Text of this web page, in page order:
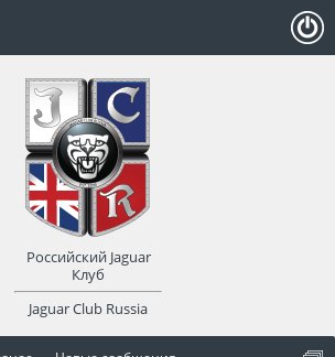
Российский Jaguar
Клуб
Jaguar Club Russia